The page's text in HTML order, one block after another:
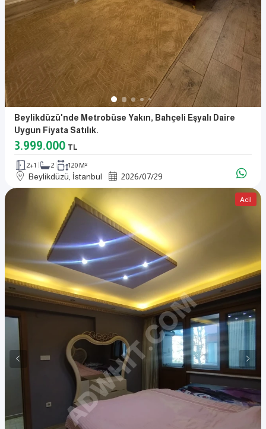
Beylikdüzü'nde Metrobüse Yakın, Bahçeli Eşyalı Daire
Uygun Fiyata Satılık.
3.999.000 TL
2+1 2 120 M²
Beylikdüzü, İstanbul 2026/07/29
Acil